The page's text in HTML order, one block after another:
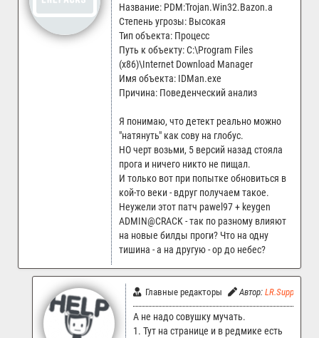
Название: PDM:Trojan.Win32.Bazon.a
Степень угрозы: Высокая
Тип объекта: Процесс
Путь к объекту: C:\Program Files
(x86)\Internet Download Manager
Имя объекта: IDMan.exe
Причина: Поведенческий анализ
Я понимаю, что детект реально можно
"натянуть" как сову на глобус.
НО черт возьми, 5 версий назад стояла
прога и ничего никто не пищал.
И только вот при попытке обновиться в
кой-то веки - вдруг получаем такое.
Неужели этот патч pawel97 + keygen
ADMIN@CRACK - так по разному влияют
на новые билды проги? Что на одну
тишина - а на другую - ор до небес?
Главные редакторы Автор: LR.Support
А не надо совушку мучать.
1. Тут на странице и в редмике есть